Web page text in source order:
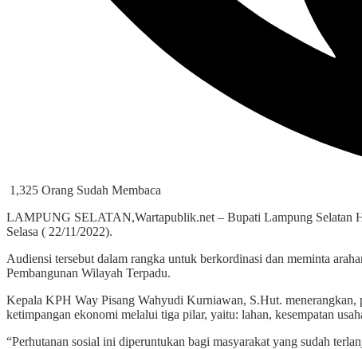
1,325 Orang Sudah Membaca
LAMPUNG SELATAN,Wartapublik.net – Bupati Lampung Selatan
Selasa ( 22/11/2022).
Audiensi tersebut dalam rangka untuk berkordinasi dan meminta
Pembangunan Wilayah Terpadu.
Kepala KPH Way Pisang Wahyudi Kurniawan, S.Hut. menerangkan,
ketimpangan ekonomi melalui tiga pilar, yaitu: lahan, kesempatan
“Perhutanan sosial ini diperuntukan bagi masyarakat yang sudah